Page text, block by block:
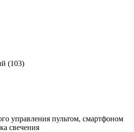
(103)
управления пультом, смартфоном
свечения